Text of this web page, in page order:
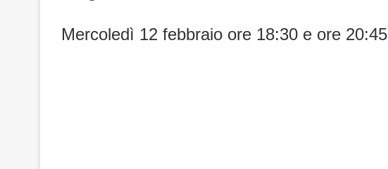
Mercoledì 12 febbraio ore 18:30 e ore 20:45